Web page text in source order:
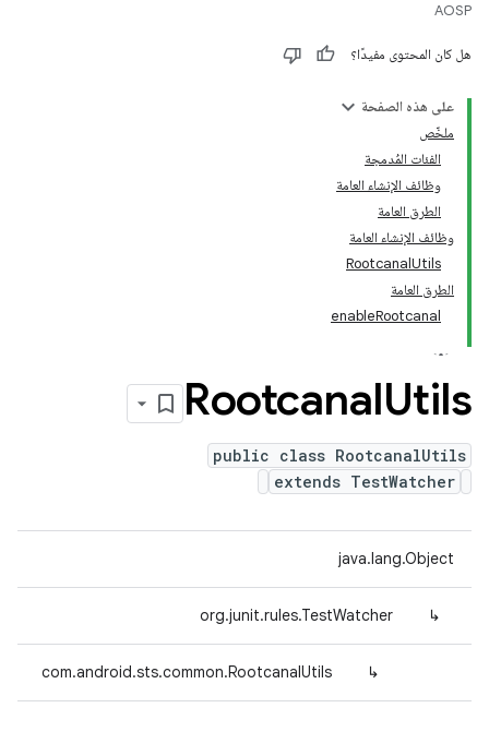
AOSP
هل كان المحتوى مفيدًا؟
على هذه الصفحة
ملخّص
الفئات المُدمجة
وظائف الإنشاء العامة
الطرق العامة
وظائف الإنشاء العامة
RootcanalUtils
الطرق العامة
enableRootcanal
RootcanalUtils
public class RootcanalUtils
extends TestWatcher
java.lang.Object
↳
org.junit.rules.TestWatcher
↳
com.android.sts.common.RootcanalUtils